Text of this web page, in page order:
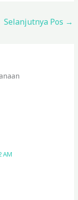
Selanjutnya Pos →
AM